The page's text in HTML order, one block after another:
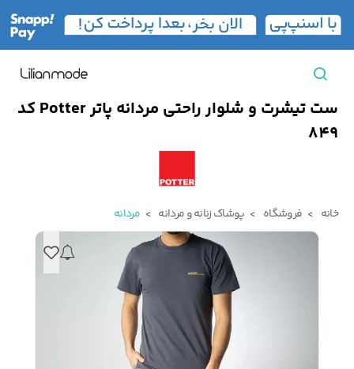
زنانه
مشاهده همه محصولات
بارانی مردانه پالتو مردانه
جوراب مردانه کت مردانه
ست تیشرت و شلوار راحتی مردانه پاتر Potter کد
849
خانه فروشگاه پوشاک زنانه و مردانه مردانه